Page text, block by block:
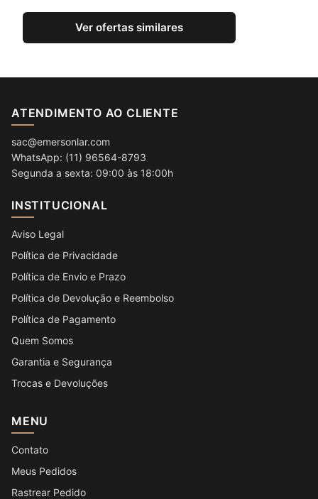
Ver ofertas similares
ATENDIMENTO AO CLIENTE
sac@emersonlar.com
WhatsApp: (11) 96564-8793
Segunda a sexta: 09:00 às 18:00h
INSTITUCIONAL
Aviso Legal
Política de Privacidade
Política de Envio e Prazo
Política de Devolução e Reembolso
Política de Pagamento
Quem Somos
Garantia e Segurança
Trocas e Devoluções
MENU
Contato
Meus Pedidos
Rastrear Pedido